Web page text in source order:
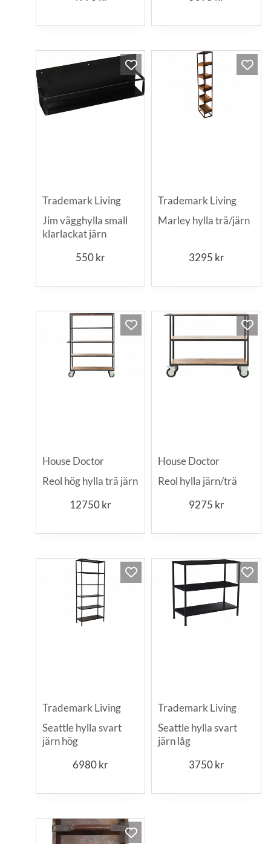
Trademark Living
Jim vägghylla small
klarlackat järn
550kr
Trademark Living
Marley hylla trä/järn
3295 kr
House Doctor
Reol hög hylla trä järn
12750kr
House Doctor
Reol hylla järn/trä
9275 kr
Trademark Living
Seattle hylla svart
järn hög
6980kr
Trademark Living
Seattle hylla svart
järn låg
3750kr